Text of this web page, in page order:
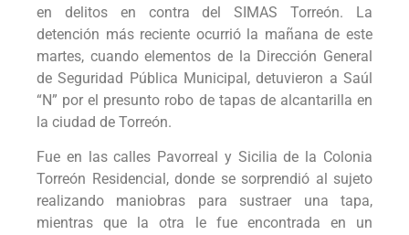
en delitos en contra del SIMAS Torreón. La
detención más reciente ocurrió la mañana de este
martes, cuando elementos de la Dirección General
de Seguridad Pública Municipal, detuvieron a Saúl
“N” por el presunto robo de tapas de alcantarilla en
la ciudad de Torreón.
Fue en las calles Pavorreal y Sicilia de la Colonia
Torreón Residencial, donde se sorprendió al sujeto
realizando maniobras para sustraer una tapa,
mientras que la otra le fue encontrada en un